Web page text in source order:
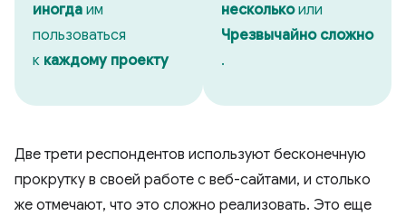
иногда им
пользоваться
к каждому проекту
несколькоили
Чрезвычайно сложно
.
Две трети респондентов используют бесконечную
прокрутку в своей работе с веб-сайтами, и столько
же отмечают, что это сложно реализовать. Это еще